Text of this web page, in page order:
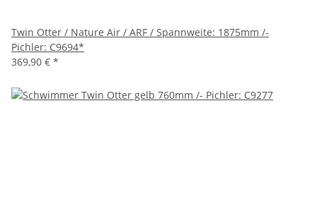
Twin Otter / Nature Air / ARF / Spannweite: 1875mm /-
Pichler: C9694*
369,90 € *